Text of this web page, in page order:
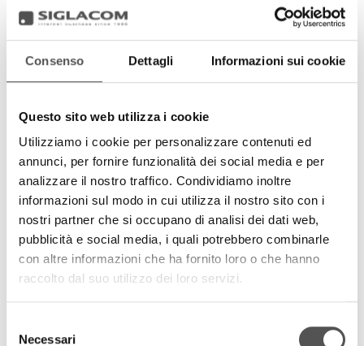
Consenso Dettagli Informazioni sui cookie
Questo sito web utilizza i cookie
Utilizziamo i cookie per personalizzare contenuti ed
annunci, per fornire funzionalità dei social media e per
analizzare il nostro traffico. Condividiamo inoltre
informazioni sul modo in cui utilizza il nostro sito con i
nostri partner che si occupano di analisi dei dati web,
pubblicità e social media, i quali potrebbero combinarle
con altre informazioni che ha fornito loro o che hanno
raccolto dal suo utilizzo dei loro servizi.
delNecessari
Fondazione BAM
FondazioneBAM.it